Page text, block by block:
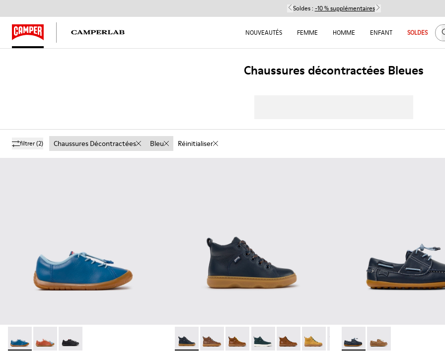
Soldes : -10 % supplémentaires
NOUVEAUTÉS FEMME HOMME ENFANT SOLDES
Chaussures décontractées Bleues
filtrer(2) Chaussures Décontractées Bleu Réinitialiser
Peu Path - K800707-002 - Baskets en cuir bleu pour enfants.
Peu Path - K800707-008
Peu Path - K800707-007 Kiddo - K900189-026 - Bottines en cuir bleu pour enfants.
Kiddo - K900189-028
Kiddo - K900189-025
Kiddo - K900189-021
Kiddo - K900189-020
Kiddo - K900189-018
Kiddo - K900189-016 -
Kiddo - K900189-013
Kiddo - K900189-
Peu - K800689-002 -
Peu - K800689-004